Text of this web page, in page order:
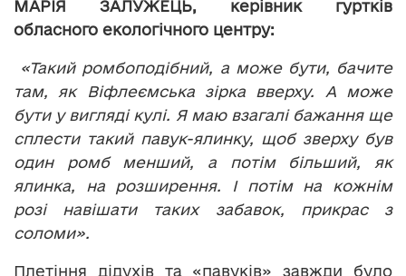
МАРІЯ ЗАЛУЖЕЦЬ, керівник гуртків
обласного екологічного центру:
«Такий ромбоподібний, а може бути, бачите
там, як Віфлеємська зірка вверху. А може
бути у вигляді кулі. Я маю взагалі бажання ще
сплести такий павук-ялинку, щоб зверху був
один ромб менший, а потім більший, як
ялинка, на розширення. І потім на кожнім
розінавішати таких забавок, прикрас з
соломи».
Плетіння дідухів та «павуків» завжди було